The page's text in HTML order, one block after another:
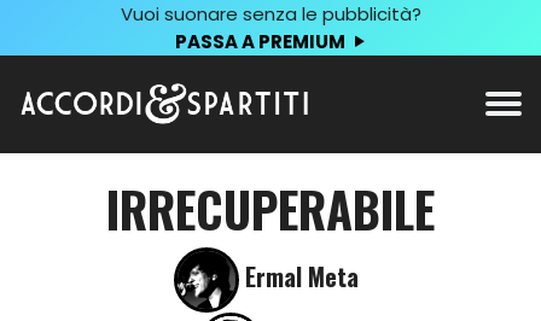
Vuoi suonare senza le pubblicità?
PASSA A PREMIUM
IRRECUPERABILE
Ermal Meta